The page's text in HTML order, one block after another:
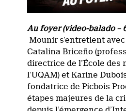
Au foyer (video-balado –
Mounir s’entretient avec
Catalina Briceño
directrice de l’École des
l’UQAM) et Karine
fondatrice de Picbois
étapes majeures de la